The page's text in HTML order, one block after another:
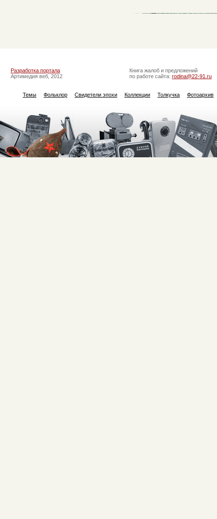
Разработка портала
Артимедия веб, 2012
Книга жалоб и предложений
по работе сайта: rodina@22-91.ru
Темы Фольклор Свидетели эпохи Коллекции Толкучка Фотоархив